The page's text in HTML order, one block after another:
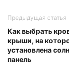
Предыдущая статья
Как выбрать
крыши, на
установлена
панель